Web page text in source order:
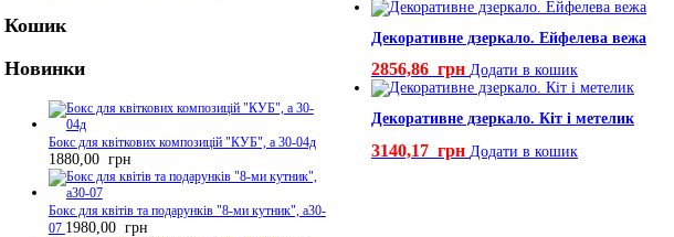
Декоративне дзеркало. Ейфелева вежа
2856,86 грн Додати в кошик
Декоративне дзеркало. Кіт і метелик
3140,17 грн Додати в кошик
Кошик
Новинки
Бокс для квіткових композицій "КУБ", а 30-04д
1880,00 грн
Бокс для квітів та подарунків "8-ми кутник", а30-
07 1980,00 грн